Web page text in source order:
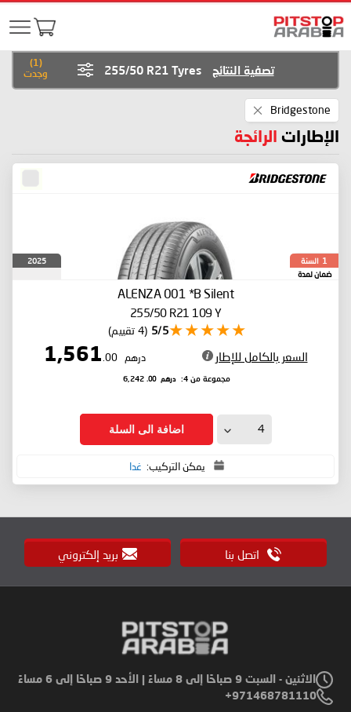
(
1
)
وجدت
تصفية النتائج 255/50 R21 Tyres
Bridgestone
This
Item
الإطارات الرائجة
1 السنة
ضمان لمدة
2025
ALENZA 001 *B Silent
255/50 R21 109 Y
5/5 (4 تقييم)
السعر بالكامل للإطار درهم 1,561
.00
مجموعة من 4: درهم 6,242
.00
اضافة الى السلة
يمكن التركيب: غدا
اتصل بنا بريد إلكتروني
الاثنين - السبت 9 صباحًا إلى 8 مساءً | الأحد 9 صباحًا إلى 6 مساءً
971468781110+